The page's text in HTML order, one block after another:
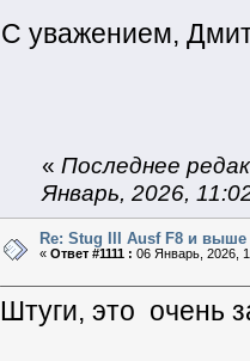
С уважением,
« Последнее
Январь, 2026,
Re: Stug III Ausf F8 и выше
« Ответ #1111 : 06 Январь, 2026,
Штуги, это очень